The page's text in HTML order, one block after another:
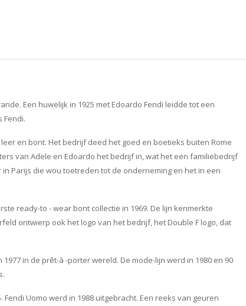
Een huwelijk in 1925 met Edoardo Fendi leidde tot een
Fendi.
en bont. Het bedrijf deed het goed en boetieks buiten Rome
van Adele en Edoardo het bedrijf in, wat het een familiebedrijf
Parijs die wou toetreden tot de onderneming en het in een
ready-to - wear bont collectie in 1969. De lijn kenmerkte
ontwierp ook het logo van het bedrijf, het Double F logo, dat
in de prêt-à -porter wereld. De mode-lijn werd in 1980 en 90
Uomo werd in 1988 uitgebracht. Een reeks van geuren